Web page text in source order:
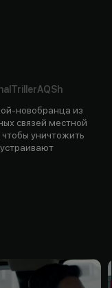
TrillerAQSh
новобранца из
связей местной
уничтожить